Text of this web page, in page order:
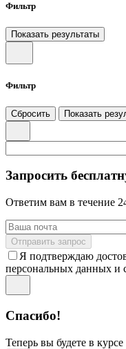
Фильтр
Показать результаты
Фильтр
Сбросить Показать
Запросить
Ответим вам в течение
Отправить запрос
Я подтверждаю
персональных данных и
Спасибо!
Теперь вы будете в